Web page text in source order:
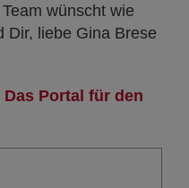
wünscht wie
Dir, liebe Gina Brese
Portal für den